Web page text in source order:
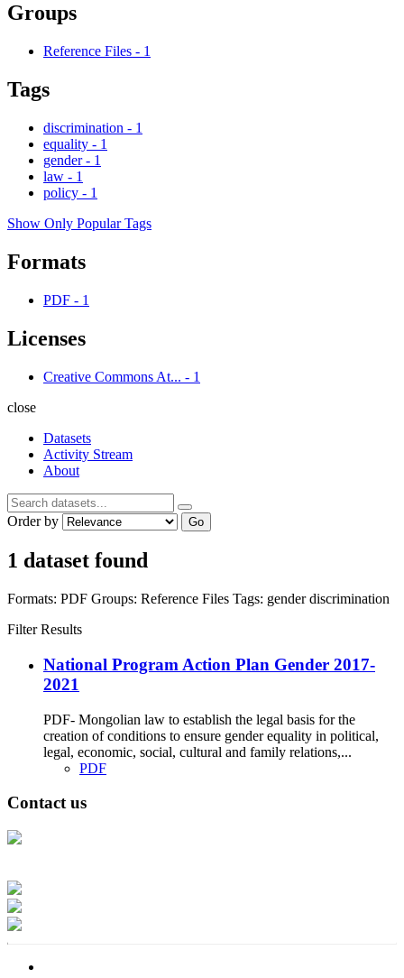
Groups
Reference Files - 1
Tags
discrimination - 1
equality - 1
gender - 1
law - 1
policy - 1
Show Only Popular Tags
Formats
PDF - 1
Licenses
Creative Commons At... - 1
close
Datasets
Activity Stream
About
Order by Go
1 dataset found
Formats: PDF Groups: Reference Files Tags: genderdiscrimination
Filter Results
National Program Action Plan Gender 2017-
2021
PDF- Mongolian law to establish the legal basis for the
creation of conditions to ensure gender equality in political,
legal, economic, social, cultural and family relations,...
PDF
Contact us